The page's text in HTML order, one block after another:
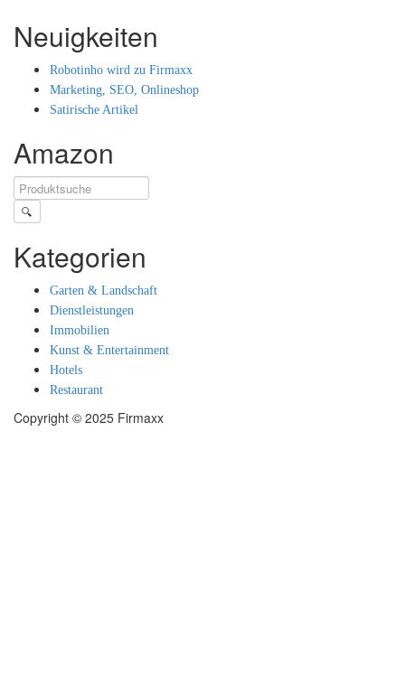
Neuigkeiten
Robotinho wird zu Firmaxx
Marketing, SEO, Onlineshop
Satirische Artikel
Amazon
🔍
Kategorien
Garten & Landschaft
Dienstleistungen
Immobilien
Kunst & Entertainment
Hotels
Restaurant
Copyright © 2025 Firmaxx